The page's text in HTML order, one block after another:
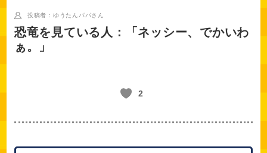
投稿者：ゆうたんパパさん
恐竜を見ている人：「ネッシー、でかいわ
ぁ。」
2